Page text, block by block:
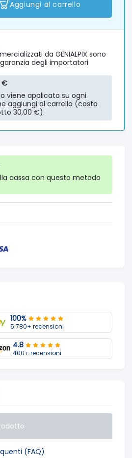
Aggiungi al carrello
da GENIALPIX sono
degli importatori
€
viene applicato su ogni
aggiungi al carrello (costo
30,00 €).
cassa con questo metodo
100%
5.780+ recensioni
4.8
400+ recensioni
(FAQ)